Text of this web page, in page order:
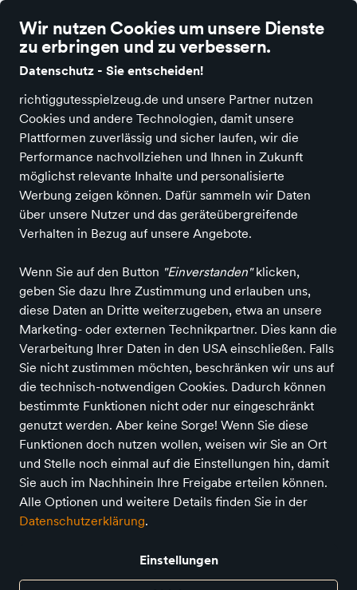
Wir nutzen Cookies um unsere Dienste
zu erbringen und zu verbessern.
Datenschutz - Sie entscheiden!
richtiggutesspielzeug.de und unsere Partner nutzen
Cookies und andere Technologien, damit unsere
Plattformen zuverlässig und sicher laufen, wir die
Performance nachvollziehen und Ihnen in Zukunft
möglichst relevante Inhalte und personalisierte
Werbung zeigen können. Dafür sammeln wir Daten
über unsere Nutzer und das geräteübergreifende
Verhalten in Bezug auf unsere Angebote.
Wenn Sie auf den Button "Einverstanden"klicken,
geben Sie dazu Ihre Zustimmung und erlauben uns,
diese Daten an Dritte weiterzugeben, etwa an unsere
Marketing- oder externen Technikpartner. Dies kann die
Verarbeitung Ihrer Daten in den USA einschließen. Falls
Sie nicht zustimmen möchten, beschränken wir uns auf
die technisch-notwendigen Cookies. Dadurch können
bestimmte Funktionen nicht oder nur eingeschränkt
genutzt werden. Aber keine Sorge! Wenn Sie diese
Funktionen doch nutzen wollen, weisen wir Sie an Ort
und Stelle noch einmal auf die Einstellungen hin, damit
Sie auch im Nachhinein Ihre Freigabe erteilen können.
Alle Optionen und weitere Details finden Sie in der
Datenschutzerklärung.
Einstellungen
Alle Kategorien Neuheiten Angebote Spielen & Basteln
Connetix 30 Teile
Preis
49,95 € inkl. MwSt.,zzgl. Versandkosten
Verkauf durch Villa Kunterbunt - Aachen
4 Angebote anderer Anbieter
Nur noch weniger als 3 Artikel im Geschäft vorhanden.